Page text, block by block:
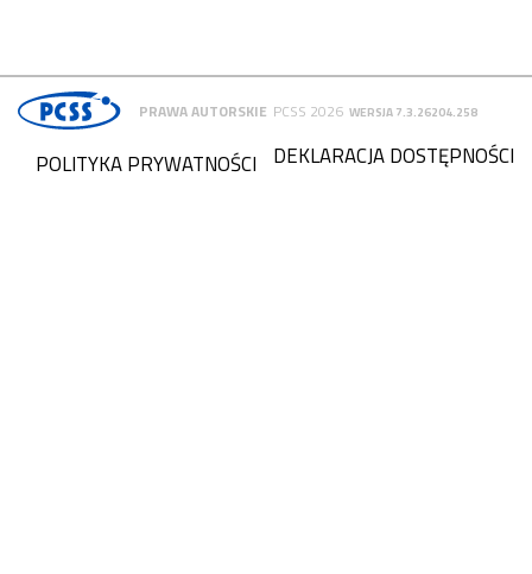
PRAWA AUTORSKIE PCSS 2026 WERSJA 7.3.26204.258
DEKLARACJA DOSTĘPNOŚCI
POLITYKA PRYWATNOŚCI